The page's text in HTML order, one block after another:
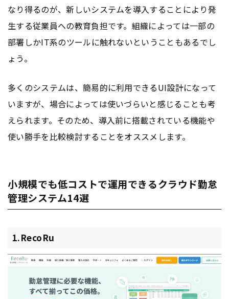
なり得るのが、新しいシステムを導入することにより発
生する従業員への教育負担です。組織によっては一部の
部署しかIT系のツールに触れないということもあるでし
ょう。
多くのシステムは、簡易的に利用できるUI設計になって
いますが、場合によっては使いづらいと感じることも考
えられます。そのため、導入前に搭載されている機能や
使い勝手を比較検討することをオススメします。
小規模でも低コストで運用できるクラウド勤怠
管理システム14選
1.RecoRu